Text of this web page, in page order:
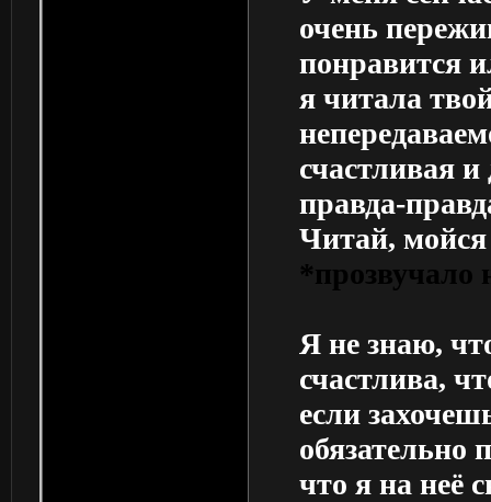
очень
понравится
я читала
счастливая
правда-
Читай,
*прозвучало
Я не знаю,
счастлива,
если
обязательно
что я на неё